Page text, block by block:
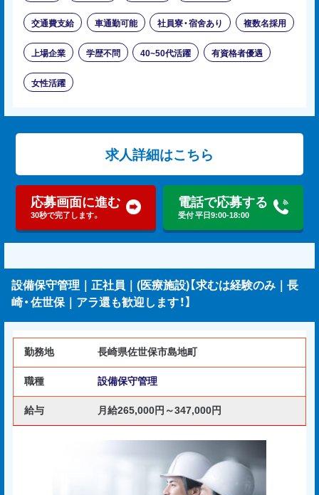
交通費支給 車通勤可能 社員寮・宿舍あり 複数名採用
上場企業 学歴不問 40~50代活躍 有資格者優遇
女性活躍
求人詳細はこちら
応募画面に進む
30秒で完了します。
電話で応募する
受付 平日9:00-18:00
設備保守管理｜正社員｜(医療施設)【求むは経験のみ｜長
崎・佐世保｜アラ還も歓迎します！】
勤務地 長崎県佐世保市島地町
職種 設備保守管理
給与 月給265,000円～347,000円